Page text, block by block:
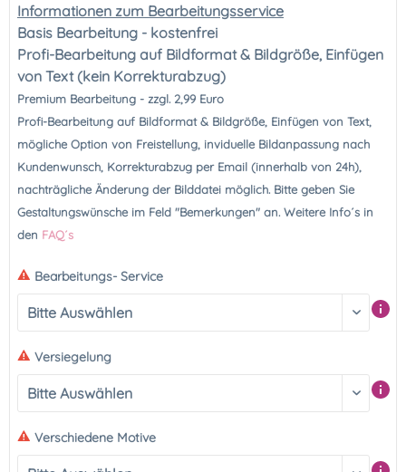
Informationen zum Bearbeitungsservice
Basis Bearbeitung - kostenfrei
Profi-Bearbeitung auf Bildformat & Bildgröße, Einfügen
von Text (kein Korrekturabzug)
Premium Bearbeitung - zzgl. 2,99 Euro
Profi-Bearbeitung auf Bildformat & Bildgröße, Einfügen von Text,
mögliche Option von Freistellung, inviduelle Bildanpassung nach
Kundenwunsch, Korrekturabzug per Email (innerhalb von 24h),
nachträgliche Änderung der Bilddatei möglich. Bitte geben Sie
Gestaltungswünsche im Feld "Bemerkungen" an. Weitere Info´s in
den FAQ´s
Bearbeitungs- Service
Versiegelung
Verschiedene Motive